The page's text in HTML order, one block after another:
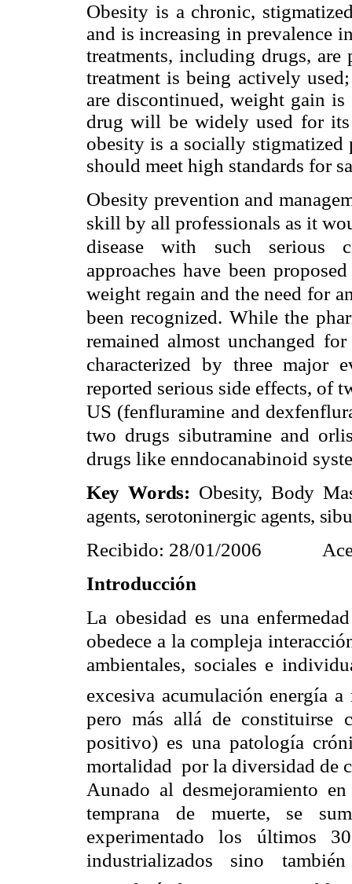
Obesity is a chronic,
and is increasing in prevalence
treatments, including drugs,
treatment is being actively
are discontinued, weight gain
drug will be widely used for its
obesity is a socially
should meet high standards for
Obesity prevention and
skill by all professionals as it
disease with such serious
approaches have been
weight regain and the need for
been recognized. While the
remained almost unchanged
characterized by three major
reported serious side effects, of
US (fenfluramine and
two drugs sibutramine and
drugs like enndocanabinoid
Key Words: Obesity, Body
agents, serotoninergic agents,
Recibido: 28/01/2006
Introducción
La obesidad es una
obedece a la compleja
ambientales, sociales e
excesiva acumulación energía a
pero más allá de constituirse
positivo) es una patología
mortalidad por la diversidad de
Aunado al desmejoramiento
temprana de muerte, se
experimentado los últimos
industrializados sino